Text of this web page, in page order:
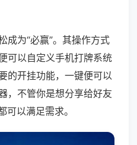
成为“必赢”。其操作方式
可以自定义手机打牌系统
的开挂功能，一键便可以
，不管你是想分享给好友
可以满足需求。